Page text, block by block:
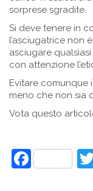
sorprese sgradite.
Si deve tenere in
l’asciugatrice non
asciugare
con attenzione
Evitare comunque
meno che non sia
Vota questo